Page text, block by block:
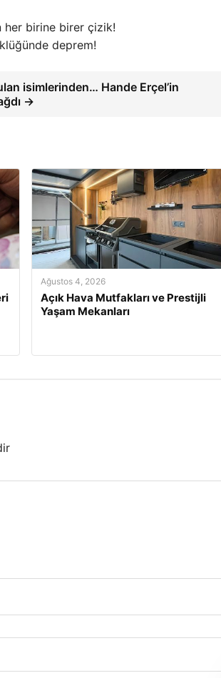
birine birer çizik!
deprem!
isimlerinden… Hande Erçel’in
→
Ağustos 4, 2026
Açık Hava Mutfakları ve Prestijli
Yaşam Mekanları